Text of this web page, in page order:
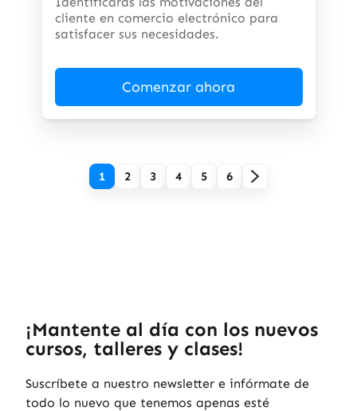
cliente en comercio electrónico para
satisfacer sus necesidades.
Comenzar ahora
1 2 3 4 5 6
¡Mantente al día con los nuevos
cursos, talleres y clases!
Suscríbete a nuestro newsletter e infórmate de
todo lo nuevo que tenemos apenas esté